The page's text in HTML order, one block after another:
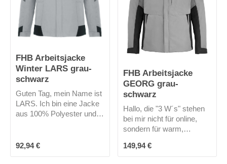
brauchst. Selbst für ein
iPad oder Tablet hätte ich
Platz in einer meiner
großen Innentaschen.
FHB Arbeitsjacke
Winter LARS grau-
schwarz
Guten Tag, mein Name ist
LARS. Ich bin eine Jacke
aus 100% Polyester und
meine 2 Fronttaschen mit
Reißverschluss, meine 2
Regulärer Preis:
92,94 €
FHB Arbeitsjacke
GEORG grau-
schwarz
Hallo, die "3 W´s" stehen
bei mir nicht für online,
sondern für warm,
wasserabweisend. Durch
meine Primaloft-Fütterung
Regulärer Preis:
149,94 €